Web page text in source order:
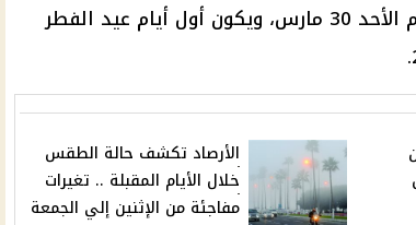
ويكون أول أيام
عيد الفطر
.
الأرصاد تكشف حالة الطقس
خلال الأيام المقبلة .. تغيرات
مفاجئة من الإثنين إلي الجمعة